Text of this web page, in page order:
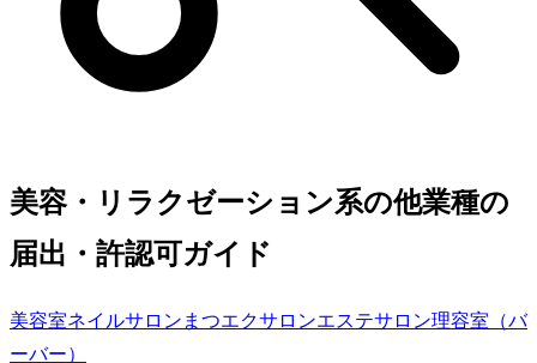
美容・リラクゼーション系の他業種の
届出・許認可ガイド
美容室ネイルサロン まつエクサロンエステサロン理容室（バ
ーバー）